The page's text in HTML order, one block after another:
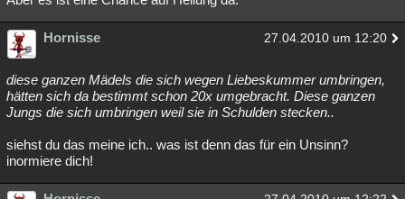
Hornisse 27.04.2010 um 12:20
diese ganzen Mädels die sich wegen Liebeskummer umbringen,
hätten sich da bestimmt schon 20x umgebracht. Diese ganzen
Jungs die sich umbringen weil sie in Schulden stecken..
siehst du das meine ich.. was ist denn das für ein Unsinn?
inormiere dich!